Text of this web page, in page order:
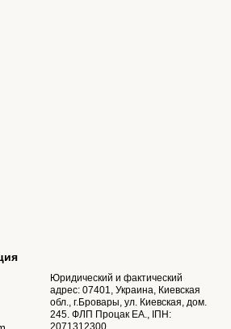
Юридический и фактический
адрес: 07401, Украина, Киевская
обл., г.Бровары, ул. Киевская, дом.
245. ФЛП Процак ЕА., ІПН: